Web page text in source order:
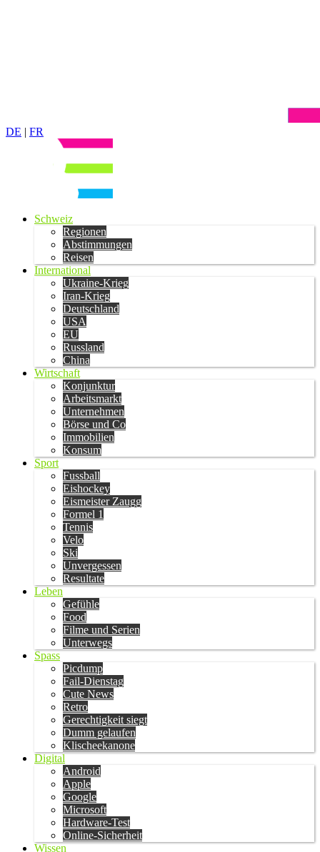
DE | FR
Schweiz
Regionen
Abstimmungen
Reisen
International
Ukraine-Krieg
Iran-Krieg
Deutschland
USA
EU
Russland
China
Wirtschaft
Konjunktur
Arbeitsmarkt
Unternehmen
Börse und Co
Immobilien
Konsum
Sport
Fussball
Eishockey
Eismeister Zaugg
Formel 1
Tennis
Velo
Ski
Unvergessen
Resultate
Leben
Gefühle
Food
Filme und Serien
Unterwegs
Spass
Picdump
Fail-Dienstag
Cute News
Retro
Gerechtigkeit siegt
Dumm gelaufen
Klischeekanone
Digital
Android
Apple
Google
Microsoft
Hardware-Test
Online-Sicherheit
Wissen